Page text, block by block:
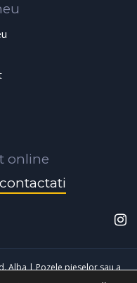
online
Alba | Pozele pieselor sau a